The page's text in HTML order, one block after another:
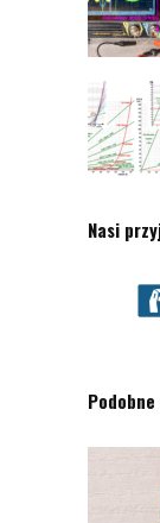
Nasi